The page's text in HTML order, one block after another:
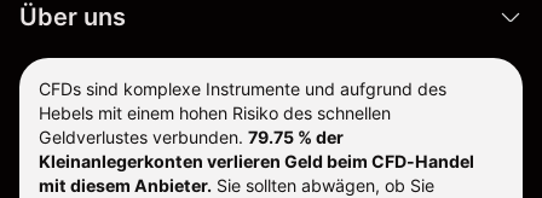
Über uns
CFDs sind komplexe Instrumente und aufgrund des
Hebels mit einem hohen Risiko des schnellen
Geldverlustes verbunden. 79.75 % der
Kleinanlegerkonten verlieren Geld beim CFD-Handel
mit diesem Anbieter. Sie sollten abwägen, ob Sie